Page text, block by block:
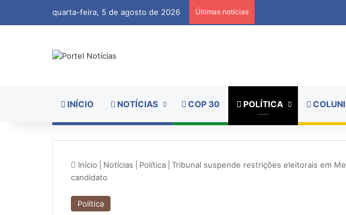
quarta-feira, 5 de agosto de 2026 Últimas notícias
INÍCIO NOTÍCIAS COP 30 POLÍTICA
Início Notícias Política
Tribunal suspende restrições eleitorais em
candidato
Política